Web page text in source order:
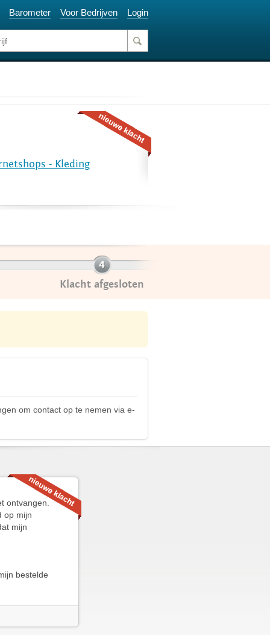
Barometer Voor Bedrijven Login
- Kleding
Klacht afgesloten
om contact op te nemen via e-
ontvangen.
op mijn
mijn
bestelde